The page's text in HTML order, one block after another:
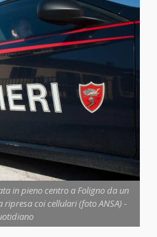
in pieno centro a Foligno da un
coi cellulari (foto ANSA) -